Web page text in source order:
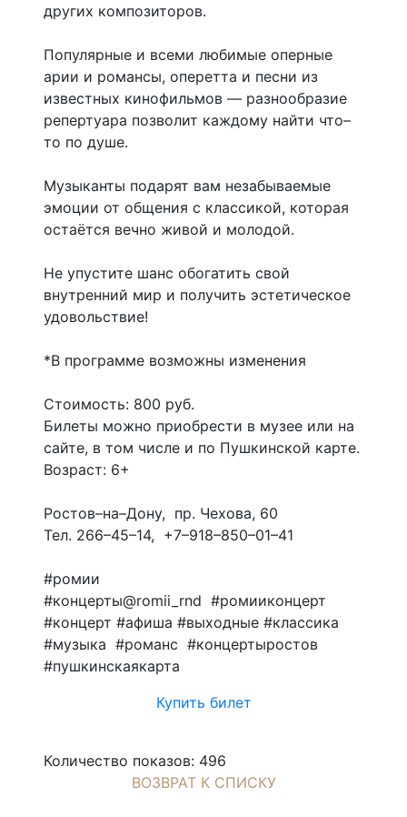
других композиторов.
Популярные и всеми любимые оперные
арии и романсы, оперетта и песни из
известных кинофильмов — разнообразие
репертуара позволит каждому найти что–
то по душе.
Музыканты подарят вам незабываемые
эмоции от общения с классикой, которая
остаётся вечно живой и молодой.
Не упустите шанс обогатить свой
внутренний мир и получить эстетическое
удовольствие!
*В программе возможны изменения
Стоимость: 800 руб.
Билеты можно приобрести в музее или на
сайте, в том числе и по Пушкинской карте.
Возраст: 6+
Ростов–на–Дону, пр. Чехова, 60
Тел. 266–45–14, +7–918–850–01–41
#ромии
#концерты@romii_rnd #ромииконцерт
#концерт #афиша #выходные #классика
#музыка #романс #концертыростов
#пушкинскаякарта
Купить билет
Количество показов: 496
ВОЗВРАТ К СПИСКУ